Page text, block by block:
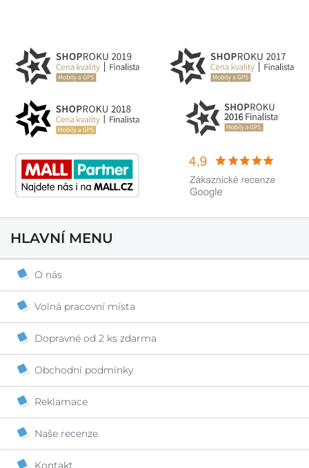
HLAVNÍ MENU
O nás
Volná pracovní místa
Dopravné od 2 ks zdarma
Obchodní podmínky
Reklamace
Naše recenze
Kontakt